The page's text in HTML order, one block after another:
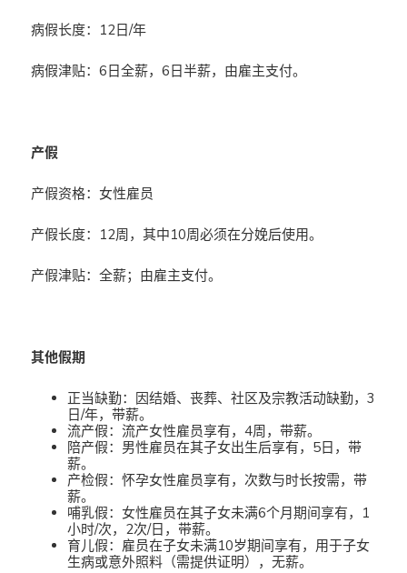
病假长度：12日/年
病假津贴：6日全薪，6日半薪，由雇主支付。
产假
产假资格：女性雇员
产假长度：12周，其中10周必须在分娩后使用。
产假津贴：全薪；由雇主支付。
其他假期
正当缺勤：因结婚、丧葬、社区及宗教活动缺勤，3
日/年，带薪。
流产假：流产女性雇员享有，4周，带薪。
陪产假：男性雇员在其子女出生后享有，5日，带
薪。
产检假：怀孕女性雇员享有，次数与时长按需，带
薪。
哺乳假：女性雇员在其子女未满6个月期间享有，1
小时/次，2次/日，带薪。
育儿假：雇员在子女未满10岁期间享有，用于子女
生病或意外照料（需提供证明），无薪。